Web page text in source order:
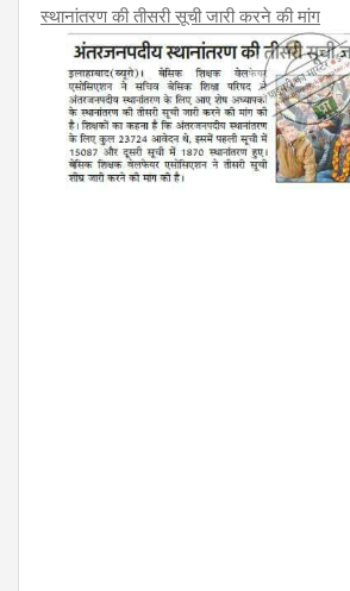
स्थानांतरण की तीसरी सूची जारी करने की मांग